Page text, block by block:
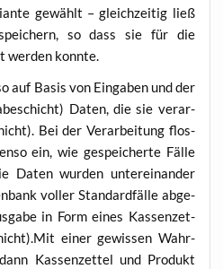
gewählt – gleich­zei­tig ließ
so dass sie für die
wer­den konnte.
auf Basis von Ein­ga­ben und der
Daten, die sie ver­ar­
Bei der Ver­ar­bei­tung flos­
ein, wie gespei­cher­te Fäl­le
Daten wur­den unter­ein­an­der
vol­ler Stan­dard­fäl­le abge­
in Form eines Kas­sen­zet­
einer gewis­sen Wahr­
Kas­sen­zet­tel und Pro­dukt